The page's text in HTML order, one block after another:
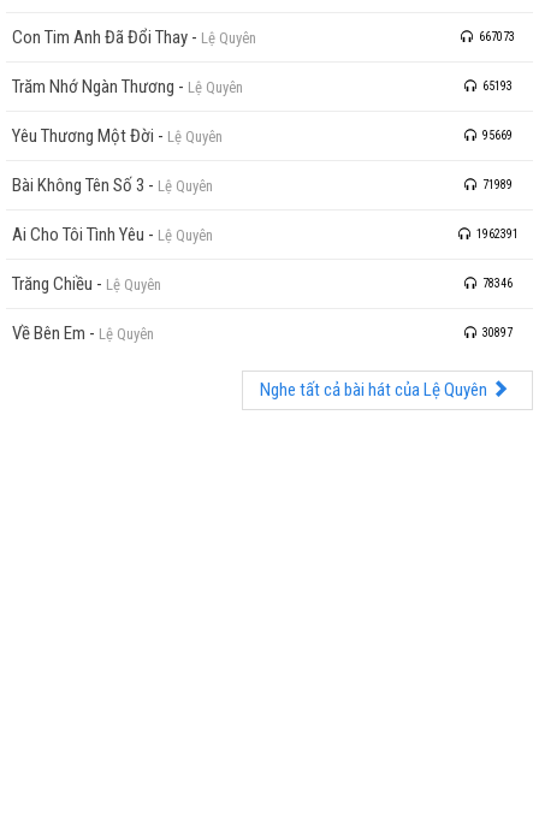
Con Tim Anh Đã Đổi Thay - Lệ Quyên 667073
Trăm Nhớ Ngàn Thương - Lệ Quyên 65193
Yêu Thương Một Đời - Lệ Quyên 95669
Bài Không Tên Số 3 - Lệ Quyên 71989
Ai Cho Tôi Tình Yêu - Lệ Quyên 1962391
Trăng Chiều - Lệ Quyên 78346
Về Bên Em - Lệ Quyên 30897
Nghe tất cả bài hát của Lệ Quyên